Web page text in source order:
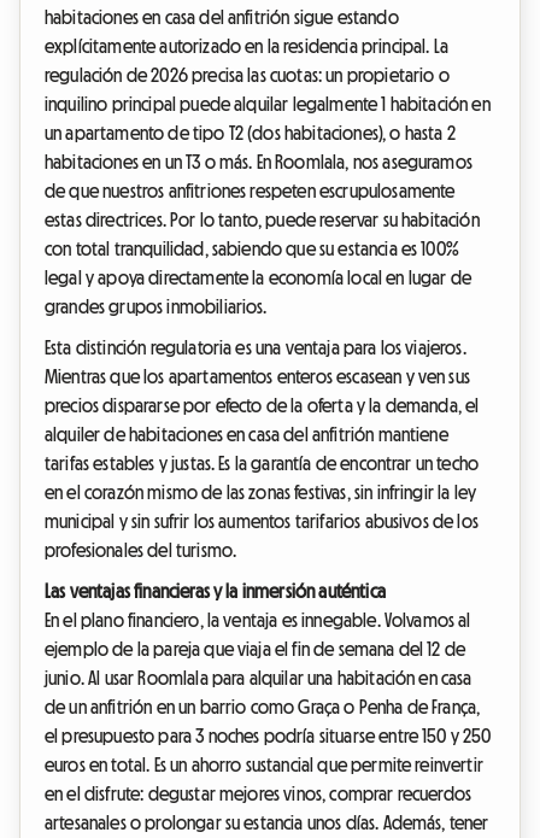
habitaciones en casa del anfitrión sigue estando
explícitamente autorizado en la residencia principal. La
regulación de 2026 precisa las cuotas: un propietario o
inquilino principal puede alquilar legalmente 1 habitación en
un apartamento de tipo T2 (dos habitaciones), o hasta 2
habitaciones en un T3 o más. En Roomlala, nos aseguramos
de que nuestros anfitriones respeten escrupulosamente
estas directrices. Por lo tanto, puede reservar su habitación
con total tranquilidad, sabiendo que su estancia es 100%
legal y apoya directamente la economía local en lugar de
grandes grupos inmobiliarios.
Esta distinción regulatoria es una ventaja para los viajeros.
Mientras que los apartamentos enteros escasean y ven sus
precios dispararse por efecto de la oferta y la demanda, el
alquiler de habitaciones en casa del anfitrión mantiene
tarifas estables y justas. Es la garantía de encontrar un techo
en el corazón mismo de las zonas festivas, sin infringir la ley
municipal y sin sufrir los aumentos tarifarios abusivos de los
profesionales del turismo.
Las ventajas financieras y la inmersión auténtica
En el plano financiero, la ventaja es innegable. Volvamos al
ejemplo de la pareja que viaja el fin de semana del 12 de
junio. Al usar Roomlala para alquilar una habitación en casa
de un anfitrión en un barrio como Graça o Penha de França,
el presupuesto para 3 noches podría situarse entre 150 y 250
euros en total. Es un ahorro sustancial que permite reinvertir
en el disfrute: degustar mejores vinos, comprar recuerdos
artesanales o prolongar su estancia unos días. Además, tener